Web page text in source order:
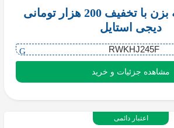
استایل مردانه بزن با تخفیف 200 هزار تومانی
دیجی استایل
RWKHJ245F
مشاهده جزئیات و خرید
اعتبار دائمی